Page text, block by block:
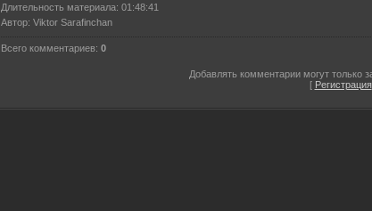
Длительность материала: 01:48:41
Автор: Viktor Sarafinchan
Всего комментариев: 0
Добавлять комментарии могут только
[ Регистрация